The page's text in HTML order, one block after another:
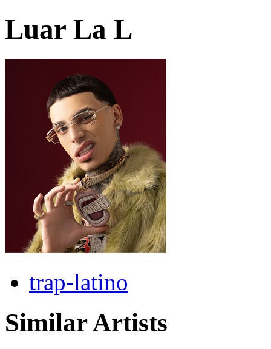
Luar La L
trap-latino
Similar Artists